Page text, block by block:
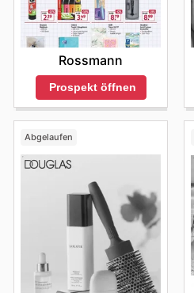
Rossmann
Prospekt öffnen
Abgelaufen